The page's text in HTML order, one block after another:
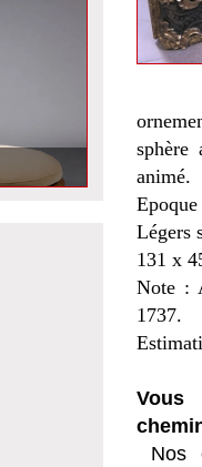
sphère
animé.
Epoque
Légers
131 x
Note :
1737.
Vous
Nos